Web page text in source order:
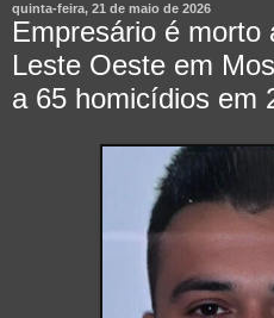
quinta-feira, 21 de maio de 2026
Empresário é morto
Leste Oeste em
a 65 homicídios em